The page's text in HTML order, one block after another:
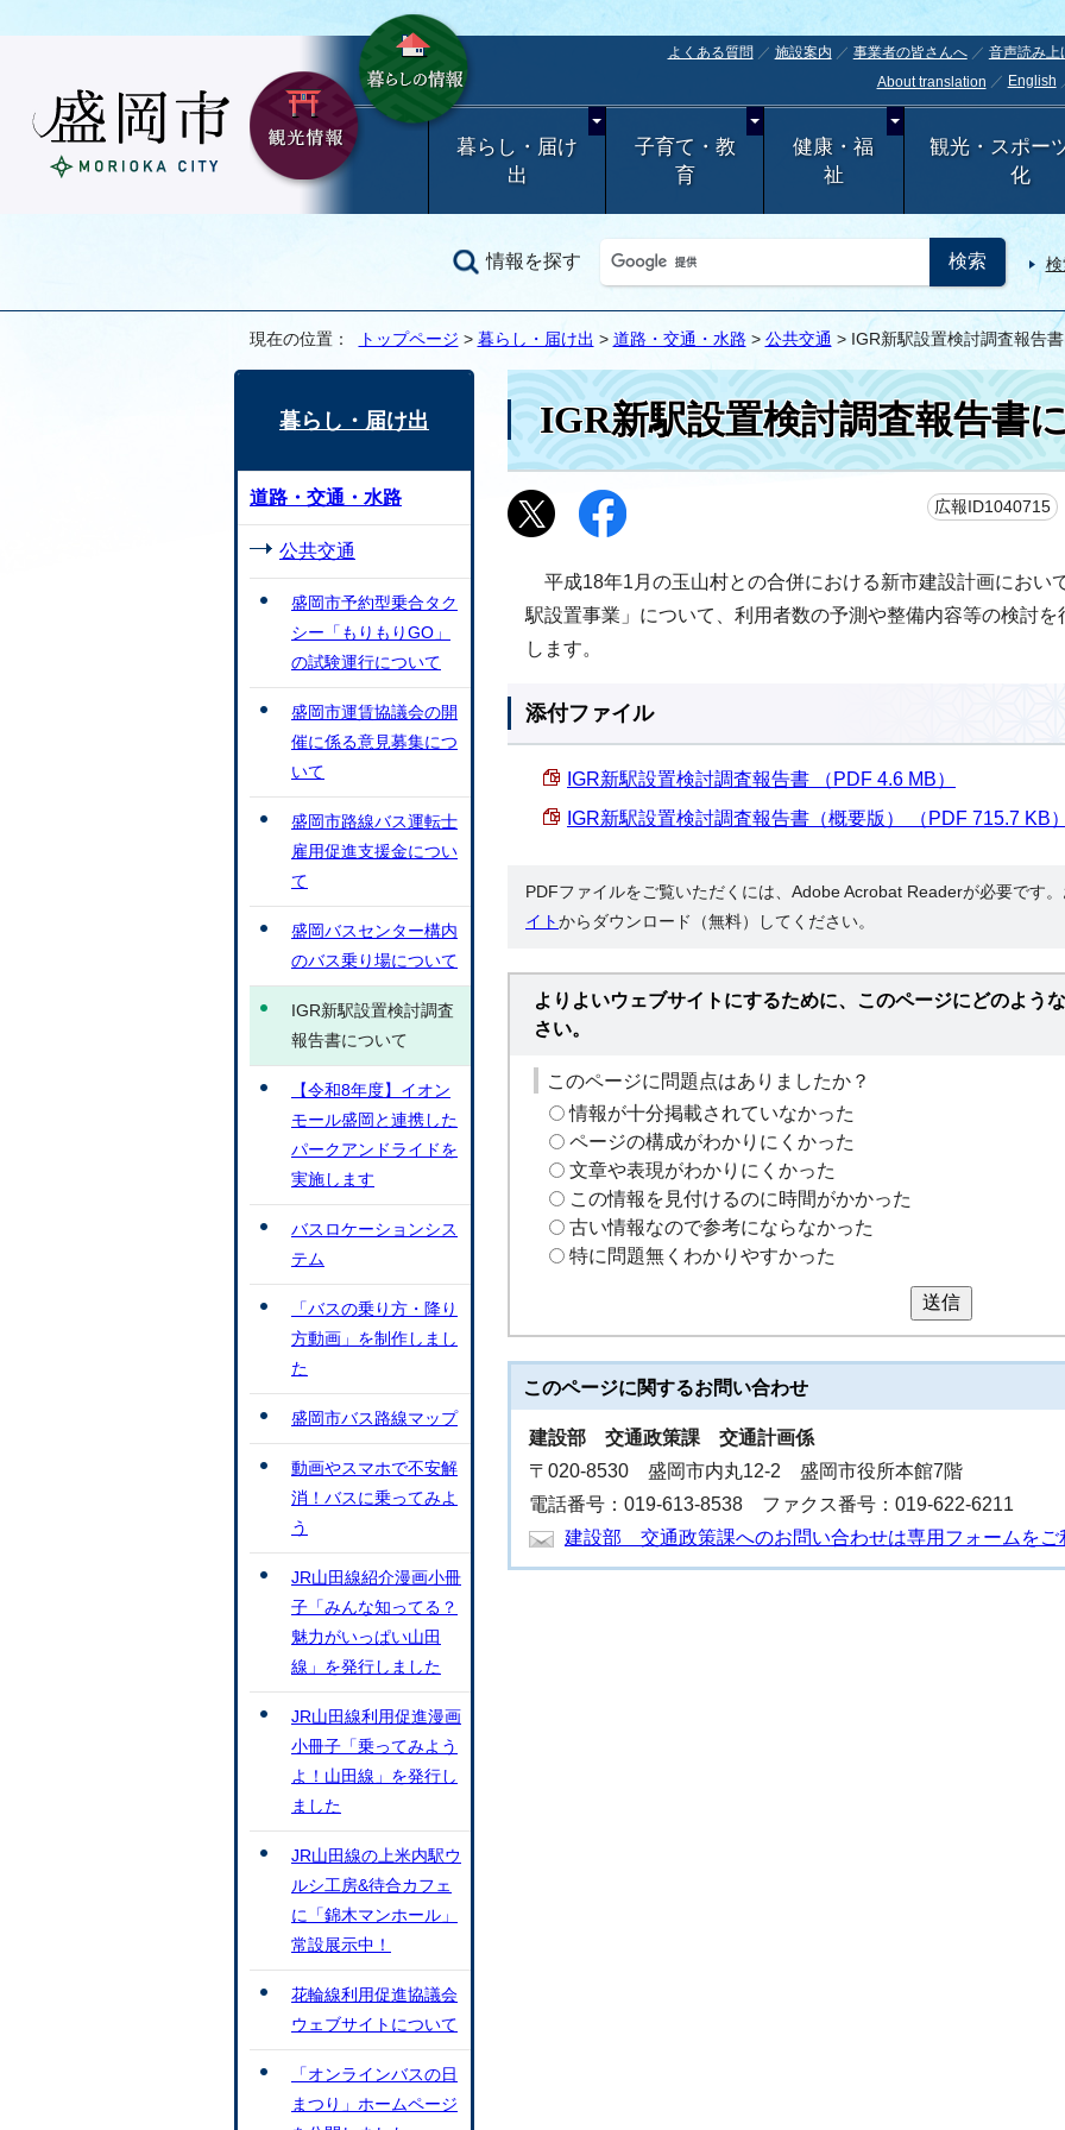
よくある質問 施設案内 事業者の皆さんへ 音声読み上
About translation
English
暮らし・届け
出
子育て・教
育
健康・福
祉
観光・スポー
化
情報を探す
現在の位置： トップページ > 暮らし・届け出 > 道路・交通・水路 > 公共交通 > IGR新駅設置検討調査報告
IGR新駅設置検討調査報告書
広報ID1040715
平成18年1月の玉山村との合併における新市建設計画におい
駅設置事業」について、利用者数の予測や整備内容等の検討
します。
添付ファイル
IGR新駅設置検討調査報告書 （PDF 4.6 MB）
IGR新駅設置検討調査報告書（概要版） （PDF 715.7 KB）
PDFファイルをご覧いただくには、Adobe Acrobat Readerが必要です
イトからダウンロード（無料）してください。
よりよいウェブサイトにするために、このページにどのよう
さい。
このページに問題点はありましたか？
情報が十分掲載されていなかった
ページの構成がわかりにくかった
文章や表現がわかりにくかった
この情報を見付けるのに時間がかかった
古い情報なので参考にならなかった
特に問題無くわかりやすかった
送信
このページに関するお問い合わせ
建設部 交通政策課 交通計画係
〒020-8530 盛岡市内丸12-2 盛岡市役所本館7階
電話番号：019-613-8538 ファクス番号：019-622-6211
建設部 交通政策課へのお問い合わせは専用フォームをご
暮らし・届け出
道路・交通・水路
公共交通
盛岡市予約型乗合タク
シー「もりもりGO」
の試験運行について
盛岡市運賃協議会の開
催に係る意見募集につ
いて
盛岡市路線バス運転士
雇用促進支援金につい
て
盛岡バスセンター構内
のバス乗り場について
IGR新駅設置検討調査
報告書について
【令和8年度】イオン
モール盛岡と連携した
パークアンドライドを
実施します
バスロケーションシス
テム
「バスの乗り方・降り
方動画」を制作しまし
た
盛岡市バス路線マップ
動画やスマホで不安解
消！バスに乗ってみよ
う
JR山田線紹介漫画小冊
子「みんな知ってる？
魅力がいっぱい山田
線」を発行しました
JR山田線利用促進漫画
小冊子「乗ってみよう
よ！山田線」を発行し
ました
JR山田線の上米内駅ウ
ルシ工房&待合カフェ
に「錦木マンホール」
常設展示中！
花輪線利用促進協議会
ウェブサイトについて
「オンラインバスの日
まつり」ホームページ